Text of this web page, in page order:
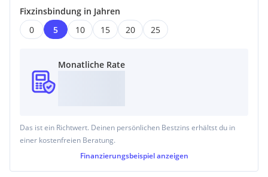
Fixzinsbindung in Jahren
0
5 10 15 20 25
Monatliche Rate
Das ist ein Richtwert. Deinen persönlichen Bestzins erhältst du in
einer kostenfreien Beratung.
Finanzierungsbeispiel anzeigen